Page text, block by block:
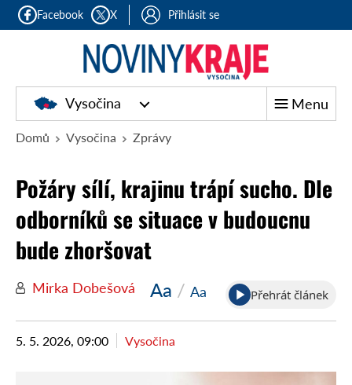
Facebook X Přihlásit se
Vysočina Menu
Domů Vysočina Zprávy
Požáry sílí, krajinu trápí sucho. Dle
odborníků se situace v budoucnu
bude zhoršovat
Mirka Dobešová Aa / Aa Přehrát článek
5. 5. 2026, 09:00 Vysočina